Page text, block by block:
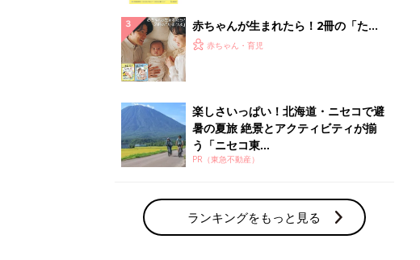
赤ちゃん・育児の人気テーマ
育児日記・マンガ